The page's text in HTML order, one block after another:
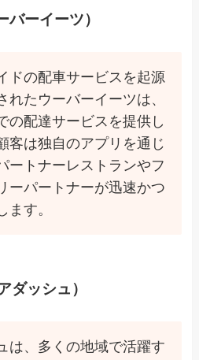
ーイーツ）
ドの配車サービスを起源
れたウーバーイーツは、
の配達サービスを提供し
客は独自のアプリを通じ
ートナーレストランやフ
ーパートナーが迅速かつ
ます。
ダッシュ）
は、多くの地域で活躍す